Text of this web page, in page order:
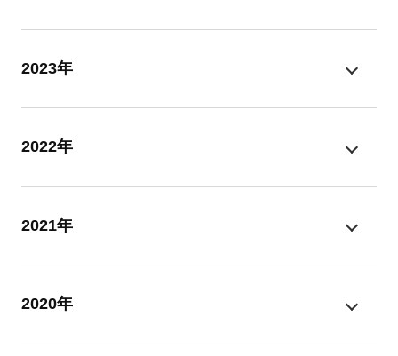
2023年
2022年
2021年
2020年